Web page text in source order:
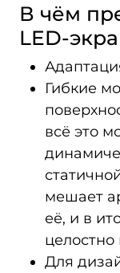
В чём
Гибкие
всё это
мешает
её, и в
Для